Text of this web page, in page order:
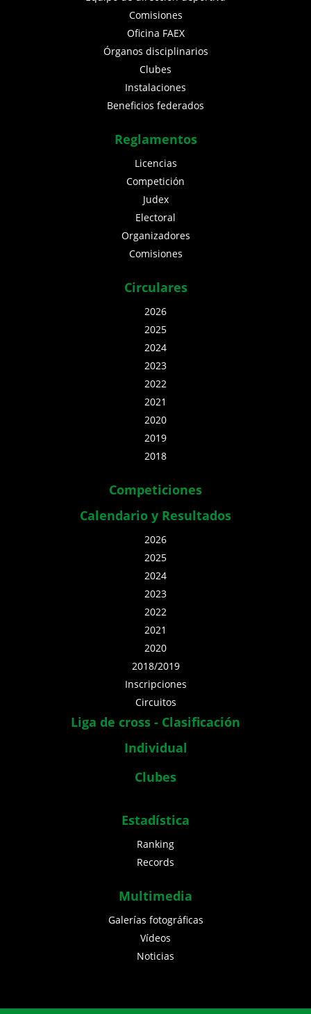
Comisiones
Oficina FAEX
Órganos disciplinarios
Clubes
Instalaciones
Beneficios federados
Reglamentos
Licencias
Competición
Judex
Electoral
Organizadores
Comisiones
Circulares
2026
2025
2024
2023
2022
2021
2020
2019
2018
Competiciones
Calendario y Resultados
2026
2025
2024
2023
2022
2021
2020
2018/2019
Inscripciones
Circuitos
Liga de cross - Clasificación
Individual
Clubes
Estadística
Ranking
Records
Multimedia
Galerías fotográficas
Vídeos
Noticias